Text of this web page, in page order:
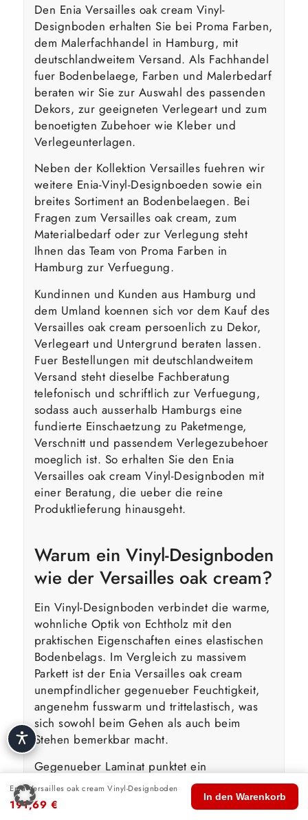
Den Enia Versailles oak cream Vinyl-
Designboden erhalten Sie bei Proma Farben,
dem Malerfachhandel in Hamburg, mit
deutschlandweitem Versand. Als Fachhandel
fuer Bodenbelaege, Farben und Malerbedarf
beraten wir Sie zur Auswahl des passenden
Dekors, zur geeigneten Verlegeart und zum
benoetigten Zubehoer wie Kleber und
Verlegeunterlagen.
Neben der Kollektion Versailles fuehren wir
weitere Enia-Vinyl-Designboeden sowie ein
breites Sortiment an Bodenbelaegen. Bei
Fragen zum Versailles oak cream, zum
Materialbedarf oder zur Verlegung steht
Ihnen das Team von Proma Farben in
Hamburg zur Verfuegung.
Kundinnen und Kunden aus Hamburg und
dem Umland koennen sich vor dem Kauf des
Versailles oak cream persoenlich zu Dekor,
Verlegeart und Untergrund beraten lassen.
Fuer Bestellungen mit deutschlandweitem
Versand steht dieselbe Fachberatung
telefonisch und schriftlich zur Verfuegung,
sodass auch ausserhalb Hamburgs eine
fundierte Einschaetzung zu Paketmenge,
Verschnitt und passendem Verlegezubehoer
moeglich ist. So erhalten Sie den Enia
Versailles oak cream Vinyl-Designboden mit
einer Beratung, die ueber die reine
Produktlieferung hinausgeht.
Warum ein Vinyl-Designboden
wie der Versailles oak cream?
Ein Vinyl-Designboden verbindet die warme,
wohnliche Optik von Echtholz mit den
praktischen Eigenschaften eines elastischen
Bodenbelags. Im Vergleich zu massivem
Parkett ist der Enia Versailles oak cream
unempfindlicher gegenueber Feuchtigkeit,
angenehm fusswarm und trittelastisch, was
sich sowohl beim Gehen als auch beim
Stehen bemerkbar macht.
Gegenueber Laminat punktet ein
hochwertiger Design-Vinylboden mit einer
ruhigeren Trittakustik und einer weicheren
Enia Versailles oak cream Vinyl-Designboden
191,69 €
In den Warenkorb
🏠
Start
🛍️ 🔍 🛒
Warenkorb
👤
Konto